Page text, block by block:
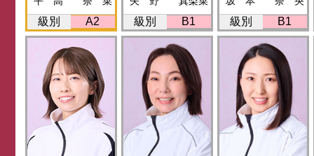
級別 A2 級別 B1 級別 B1